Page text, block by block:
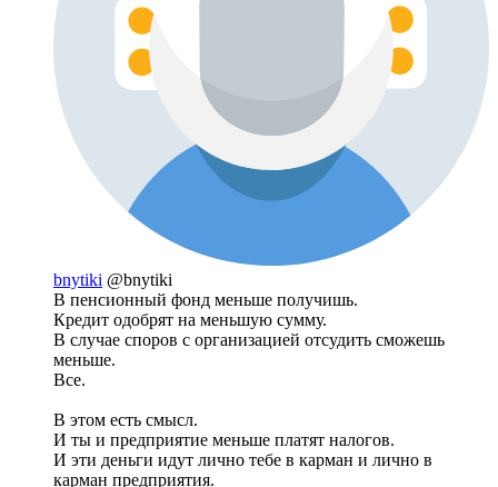
bnytiki @bnytiki
В пенсионный фонд меньше получишь.
Кредит одобрят на меньшую сумму.
В случае споров с организацией отсудить сможешь
меньше.
Все.
В этом есть смысл.
И ты и предприятие меньше платят налогов.
И эти деньги идут лично тебе в карман и лично в
карман предприятия.